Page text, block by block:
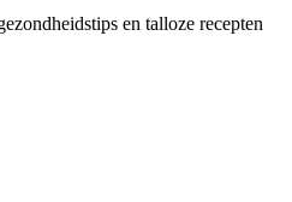
en talloze recepten